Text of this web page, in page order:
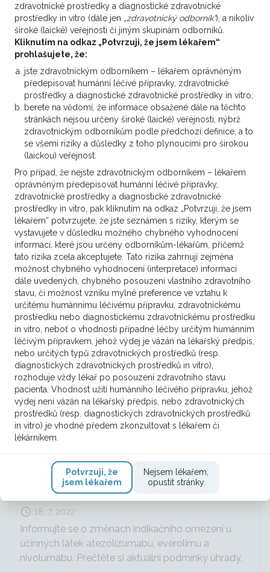
Imunoterapie v léčbě karcinomu
děložního hrdla a endometria
19. 7. 2022
Karcinom děložního hrdla je celosvětově čtvrtým
nejčastějším nádorovým onemocněním u žen a má
za následek více než 300 000 úmrtí na celém světě.
Možnosti léčby zahrnují chirurgické zákroky,
radioterapii, chemoterapii a cílenou antiangiogenní
léčbu. Nádory zachycené v pozdním stadiu mají
vysoké riziko recidivy, které se může pohybovat až
v desítkách procent.Jaké možnosti přináší
imunoterapie?
Odborné články Více ZDE
Změny v úhradě u atezolizumabu,
everolimu a nivolumabu
18. 7. 2022
Informujte se o změnách indikačního omezení u
účinných látek atezolizumabu, everolimu a
nivolumabu. Přečtěte si aktuální podmínky úhrady.
zdravotnické prostředky a diagnostické zdravotnické
prostředky in vitro (dále jen „zdravotnický odborník“), a nikoliv
široké (laické) veřejnosti či jiným skupinám odborníků.
Kliknutím na odkaz „Potvrzuji, že jsem lékařem“
prohlašujete, že:
jste zdravotnickým odborníkem – lékařem oprávněným
předepisovat humánní léčivé přípravky, zdravotnické
prostředky a diagnostické zdravotnické prostředky in vitro;
berete na vědomí, že informace obsažené dále na těchto
stránkách nejsou určeny široké (laické) veřejnosti, nýbrž
zdravotnickým odborníkům podle předchozí definice, a to
se všemi riziky a důsledky z toho plynoucími pro širokou
(laickou) veřejnost.
Pro případ, že nejste zdravotnickým odborníkem – lékařem
oprávněným předepisovat humánní léčivé přípravky,
zdravotnické prostředky a diagnostické zdravotnické
prostředky in vitro, pak kliknutím na odkaz „Potvrzuji, že jsem
lékařem“ potvrzujete, že jste seznámen s riziky, kterým se
vystavujete v důsledku možného chybného vyhodnocení
informací, které jsou určeny odborníkům-lékařům, přičemž
tato rizika zcela akceptujete. Tato rizika zahrnují zejména
možnost chybného vyhodnocení (interpretace) informací
dále uvedených, chybného posouzení vlastního zdravotního
stavu, či možnost vzniku mylné preference ve vztahu k
určitému humánnímu léčivému přípravku, zdravotnickému
prostředku nebo diagnostickému zdravotnickému prostředku
in vitro, neboť o vhodnosti případné léčby určitým humánním
léčivým přípravkem, jehož výdej je vázán na lékařský předpis,
nebo určitých typů zdravotnických prostředků (resp.
diagnostických zdravotnických prostředků in vitro),
rozhoduje vždy lékař po posouzení zdravotního stavu
pacienta. Vhodnost užití humánního léčivého přípravku, jehož
výdej není vázán na lékařský předpis, nebo zdravotnických
prostředků (resp. diagnostických zdravotnických prostředků
in vitro) je vhodné předem zkonzultovat s lékařem či
lékárníkem.
Potvrzuji, že
jsem lékařem
Nejsem lékařem,
opustit stránky